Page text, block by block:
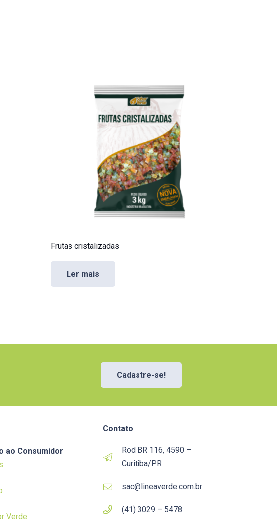
Frutas cristalizadas
Ler mais
Cadastre-se!
ao Consumidor
Verde
Contato
Rod BR 116, 4590 –
Curitiba/PR
sac@lineaverde.com.br
(41) 3029 – 5478